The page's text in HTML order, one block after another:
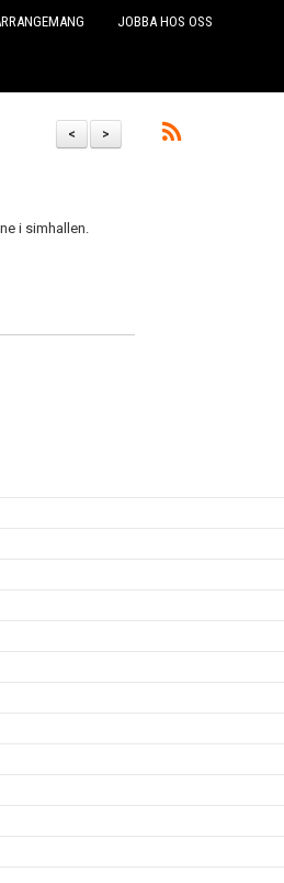
JOBBA HOS OSS
>
<
i simhallen.